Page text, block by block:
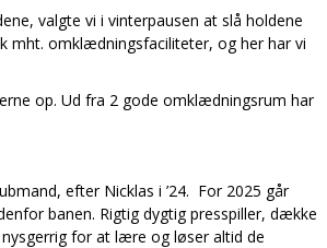
valgte vi i vinterpausen at slå holdene
omklædningsfaciliteter, og her har vi
op. Ud fra 2 gode omklædningsrum har
efter Nicklas i ’24. For 2025 går
banen. Rigtig dygtig presspiller, dække
for at lære og løser altid de